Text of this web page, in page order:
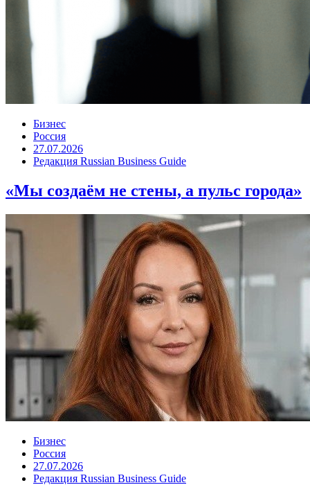
Бизнес
Россия
27.07.2026
Редакция Russian Business Guide
«Мы создаём не стены, а пульс города»
Бизнес
Россия
27.07.2026
Редакция Russian Business Guide